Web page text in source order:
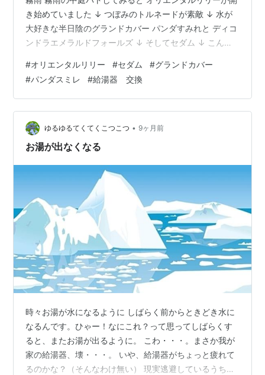
き始めていました ↓ つぼみのトルネードが素敵 ↓ 水が
大好きな半日陰のグランドカバー パンダすみれと ディコ
ンドラエメラルドフォールズ ↓ そしてセダム ↓ こんも
に行ってきました 家を建ててから１２年 ガスコンロも給
湯器もそれなりに 年数が経っています 食洗機もレバーが
取れていたり フロントオープンドアが閉まりにくく 力ず
くて閉めていたり壊れかけています 今度諸々見積もりに
来てもらいます そろそろ外壁や屋根の塗装もしなくて
は… 一…
#オリエンタルリリー #セダム #グランドカバー
#パンダスミレ #給湯器 交換
ゆるゆるてくてくこつこつ • 9ヶ月前
お湯が出なくなる
時々お湯が水になるように しばらく前からときどき水に
なるんです。ひゃー！なにこれ？って思ってしばらくす
ると、またお湯が出るように。 こわ・・・。まさか我が
家の給湯器、壊・・・。 いや、給湯器がちょっと疲れて
るのかな？（そんなわけ無い） 現実逃避しているうち